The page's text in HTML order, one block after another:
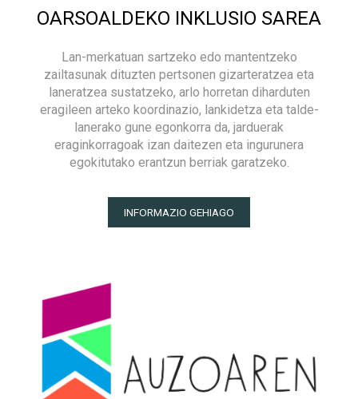
OARSOALDEKO INKLUSIO SAREA
Lan-merkatuan sartzeko edo mantentzeko
zailtasunak dituzten pertsonen gizarteratzea eta
laneratzea sustatzeko, arlo horretan diharduten
eragileen arteko koordinazio, lankidetza eta talde-
lanerako gune egonkorra da, jarduerak
eraginkorragoak izan daitezen eta ingurunera
egokitutako erantzun berriak garatzeko.
INFORMAZIO GEHIAGO